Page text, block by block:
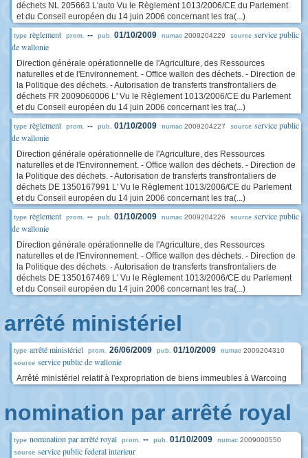
déchets NL 205663 L'auto Vu le Règlement 1013/2006/CE du Parlement
et du Conseil européen du 14 juin 2006 concernant les tra(...)
type règlement prom. -- pub. 01/10/2009 numac 2009204229 source service public
de wallonie
Direction générale opérationnelle de l'Agriculture, des Ressources
naturelles et de l'Environnement. - Office wallon des déchets. - Direction de
la Politique des déchets. - Autorisation de transferts transfrontaliers de
déchets FR 2009060006 L' Vu le Règlement 1013/2006/CE du Parlement
et du Conseil européen du 14 juin 2006 concernant les tra(...)
type règlement prom. -- pub. 01/10/2009 numac 2009204227 source service public
de wallonie
Direction générale opérationnelle de l'Agriculture, des Ressources
naturelles et de l'Environnement. - Office wallon des déchets. - Direction de
la Politique des déchets. - Autorisation de transferts transfrontaliers de
déchets DE 1350167991 L' Vu le Règlement 1013/2006/CE du Parlement
et du Conseil européen du 14 juin 2006 concernant les tra(...)
type règlement prom. -- pub. 01/10/2009 numac 2009204226 source service public
de wallonie
Direction générale opérationnelle de l'Agriculture, des Ressources
naturelles et de l'Environnement. - Office wallon des déchets. - Direction de
la Politique des déchets. - Autorisation de transferts transfrontaliers de
déchets DE 1350167469 L' Vu le Règlement 1013/2006/CE du Parlement
et du Conseil européen du 14 juin 2006 concernant les tra(...)
arrêté ministériel
type arrêté ministériel prom. 26/06/2009 pub. 01/10/2009 numac 2009204310
source service public de wallonie
Arrêté ministériel relatif à l'expropriation de biens immeubles à Warcoing
nomination par arrêté royal
type nomination par arrêté royal prom. -- pub. 01/10/2009 numac 2009000550
source service public federal interieur